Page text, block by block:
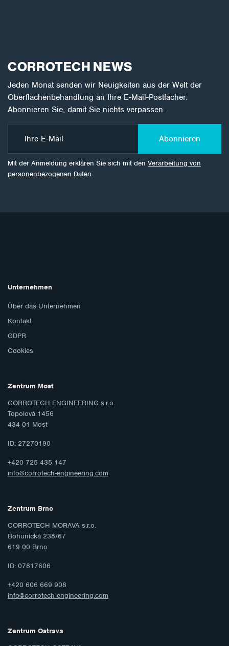
CORROTECH NEWS
Jeden Monat senden wir Neuigkeiten aus der Welt der
Oberflächenbehandlung an Ihre E-Mail-Postfächer.
Abonnieren Sie, damit Sie nichts verpassen.
Abonnieren
Mit der Anmeldung erklären Sie sich mit den Verarbeitung von
personenbezogenen Daten.
Unternehmen
Über das Unternehmen
Kontakt
GDPR
Cookies
Zentrum Most
CORROTECH ENGINEERING s.r.o.
Topolová 1456
434 01 Most
ID: 27270190
+420 725 435 147
info@corrotech-engineering.com
Zentrum Brno
CORROTECH MORAVA s.r.o.
Bohunická 238/67
619 00 Brno
ID: 07817606
+420 606 669 908
info@corrotech-engineering.com
Zentrum Ostrava